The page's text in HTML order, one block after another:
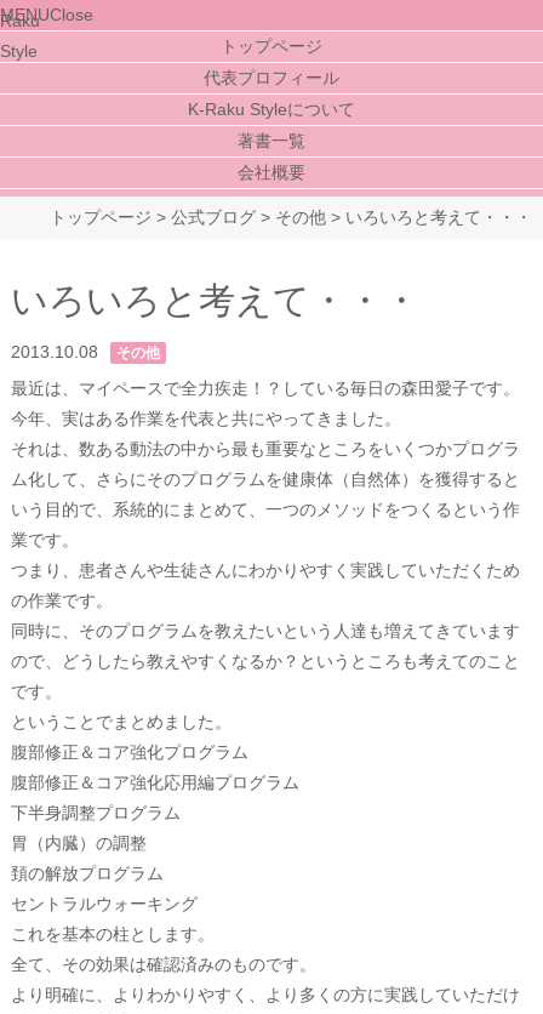
MENUClose
トップページ
代表プロフィール
K-Raku Styleについて
著書一覧
会社概要
トップページ >公式ブログ > その他 > いろいろと考えて・・・
いろいろと考えて・・・
2013.10.08 その他
最近は、マイペースで全力疾走！？している毎日の森田愛子です。
今年、実はある作業を代表と共にやってきました。
それは、数ある動法の中から最も重要なところをいくつかプログラ
ム化して、さらにそのプログラムを健康体（自然体）を獲得すると
いう目的で、系統的にまとめて、一つのメソッドをつくるという作
業です。
つまり、患者さんや生徒さんにわかりやすく実践していただくため
の作業です。
同時に、そのプログラムを教えたいという人達も増えてきています
ので、どうしたら教えやすくなるか？というところも考えてのこと
です。
ということでまとめました。
腹部修正＆コア強化プログラム
腹部修正＆コア強化応用編プログラム
下半身調整プログラム
胃（内臓）の調整
頚の解放プログラム
セントラルウォーキング
これを基本の柱とします。
全て、その効果は確認済みのものです。
より明確に、よりわかりやすく、より多くの方に実践していただけ